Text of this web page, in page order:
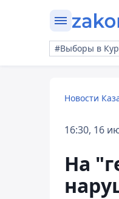
#Выборы в
Новости
16:30, 16
На